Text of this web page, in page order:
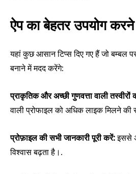
ऐप का बेहतर उपयोग
यहां कुछ आसान टिप्स दिए गए हैं जो बम्बल
बनाने में मदद करेंगे:
प्राकृतिक और अच्छी गुणवत्ता वाली तस्वीरों
वाली प्रोफाइल को अधिक लाइक मिलने की
प्रोफ़ाइल की सभी जानकारी पूरी करें:इससे
विश्वास बढ़ता है।.